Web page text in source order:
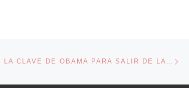
EL SALARIO MÍNIMO: LA CLAVE DE OBAMA PARA SALIR DE LA CRISIS